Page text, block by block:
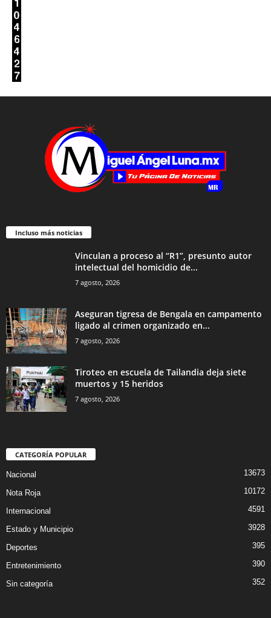
Incluso más noticias
Vinculan a proceso al “R1”, presunto autor
intelectual del homicidio de...
7 agosto, 2026
Aseguran tigresa de Bengala en campamento
ligado al crimen organizado en...
7 agosto, 2026
Tiroteo en escuela de Tailandia deja siete
muertos y 15 heridos
7 agosto, 2026
CATEGORÍA POPULAR
Nacional 13673
Nota Roja 10172
Internacional 4591
Estado y Municipio 3928
Deportes 395
Entretenimiento 390
Sin categoría 352